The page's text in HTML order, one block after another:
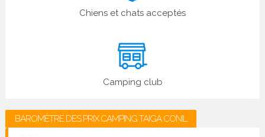
Chiens et chats acceptés
Camping club
BAROMÈTRE DES PRIX CAMPING TAIGA CONIL